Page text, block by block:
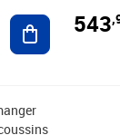
Ajouter au
543